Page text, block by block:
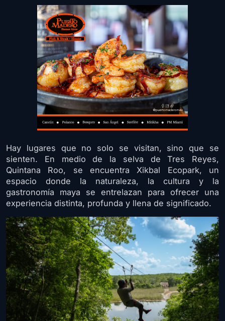
Hay lugares que no solo se visitan, sino que se
sienten. En medio de la selva de Tres Reyes,
Quintana Roo, se encuentra Xikbal Ecopark, un
espacio donde la naturaleza, la cultura y la
gastronomía maya se entrelazan para ofrecer una
experiencia distinta, profunda y llena de significado.